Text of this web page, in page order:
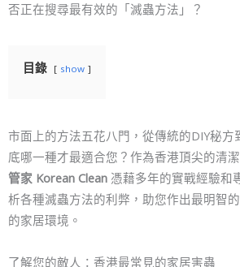
否正在搜尋最有效的「滅蟲方法」？
目錄 show
市面上的方法五花八門，從傳統的DIY秘方
底哪一種才最適合您？作為香港頂尖的清
管家 Korean Clean 憑藉多年的實戰經驗和
析各種滅蟲方法的利弊，助您作出最明智
的家居環境。
了解您的敵人：香港最常見的家居害蟲